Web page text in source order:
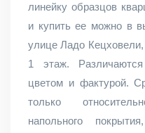
линейку образцов
и купить ее можно в
улице Ладо
1 этаж.
цветом и фактурой.
только
напольного